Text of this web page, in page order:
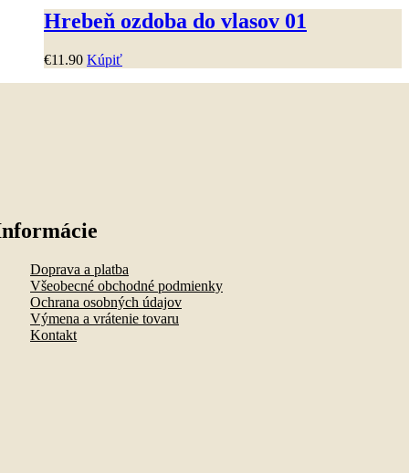
Hrebeň ozdoba do vlasov 01
€11 .90 Kúpiť
Doprava a platba
Všeobecné obchodné podmienky
Ochrana osobných údajov
Výmena a vrátenie tovaru
Kontakt